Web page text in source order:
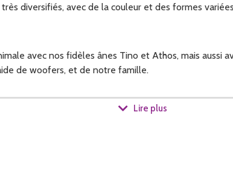
diversifiés, avec de la couleur et des formes
avec nos fidèles ânes Tino et Athos, mais aussi
de woofers, et de notre famille.
Lire plus